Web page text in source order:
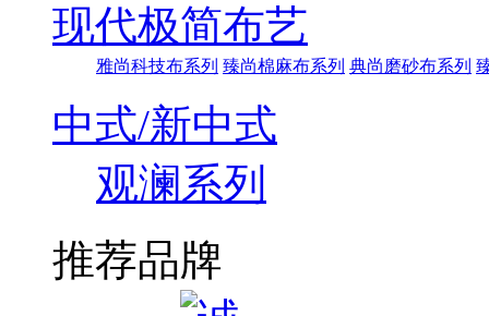
现代极简布艺
雅尚科技布系列 臻尚棉麻布系列 典尚磨砂布系列
中式/新中式
观澜系列
推荐品牌